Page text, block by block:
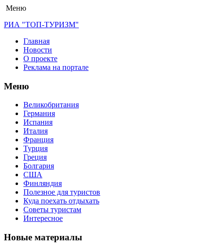
Меню
РИА "ТОП-ТУРИЗМ"
Главная
Новости
О проекте
Реклама на портале
Меню
Великобритания
Германия
Испания
Италия
Франция
Турция
Греция
Болгария
США
Финляндия
Полезное для туристов
Куда поехать отдыхать
Советы туристам
Интересное
Новые материалы